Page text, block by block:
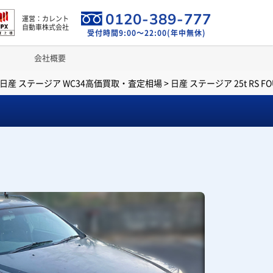
運営：カレント
自動車株式会社
0120-389-777
受付時間9:00～22:00(年中無休)
会社概要
産 ステージア WC34高価買取・査定相場> 日産 ステージア 25t RS